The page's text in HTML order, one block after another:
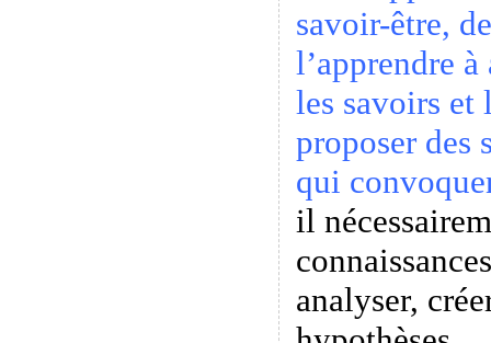
savoir-être,
l’apprendre
les savoirs et
proposer des
qui
il
analyser,